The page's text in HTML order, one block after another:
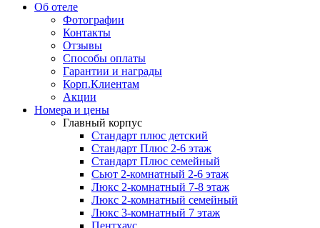
Об отеле
Фотографии
Контакты
Отзывы
Способы оплаты
Гарантии и награды
Корп.Клиентам
Акции
Номера и цены
Главный корпус
Стандарт плюс детский
Стандарт Плюс 2-6 этаж
Стандарт Плюс семейный
Сьют 2-комнатный 2-6 этаж
Люкс 2-комнатный 7-8 этаж
Люкс 2-комнатный семейный
Люкс 3-комнатный 7 этаж
Пентхаус